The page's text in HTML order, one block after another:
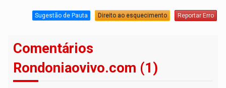
Sugestão de Pauta Direito ao esquecimento Reportar Erro
Comentários
Rondoniaovivo.com (1)